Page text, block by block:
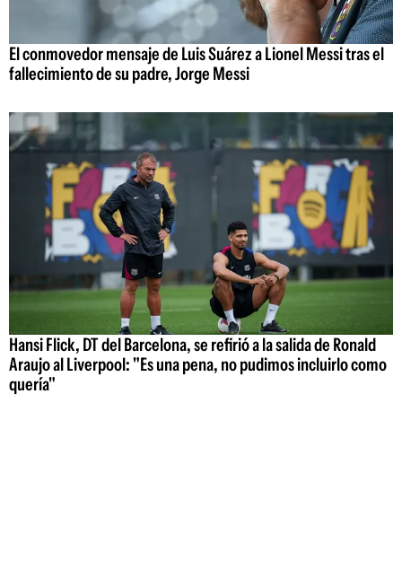
El conmovedor mensaje de Luis Suárez a Lionel Messi tras el
fallecimiento de su padre, Jorge Messi
Hansi Flick, DT del Barcelona, se refirió a la salida de Ronald
Araujo al Liverpool: "Es una pena, no pudimos incluirlo como
quería"